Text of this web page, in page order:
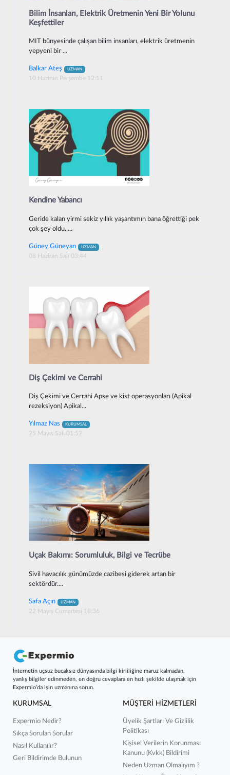
Bilim İnsanları, Elektrik Üretmenin Yeni Bir Yolunu
Keşfettiler
MIT bünyesinde çalışan bilim insanları, elektrik üretmenin
yepyeni bir ...
Balkar Ateş UZMAN
10 Haziran Perşembe 12:11
Kendine Yabancı
Geride kalan yirmi sekiz yıllık yaşantımın bana öğrettiği pek
çok şey oldu. ...
Güney Güneyan UZMAN
08 Haziran Salı 03:44
Diş Çekimi ve Cerrahi
Diş Çekimi ve Cerrahi Apse ve kist operasyonları (Apikal
rezeksiyon) Apikal...
Yılmaz Nas KURUMSAL
25 Mayıs Salı 01:52
Uçak Bakımı: Sorumluluk, Bilgi ve Tecrübe
Sivil havacılık günümüzde cazibesi giderek artan bir
sektördür....
Safa Açın UZMAN
22 Mayıs Cumartesi 18:36
İnternetin uçsuz bucaksız dünyasında bilgi kirliliğine maruz kalmadan,
yanlış bilgiler edinmeden, en doğru cevaplara en hızlı şekilde ulaşmak için
Expermio’da işin uzmanına sorun.
KURUMSAL
Expermio Nedir?
Sıkça Sorulan Sorular
Nasıl Kullanılır?
Geri Bildirimde Bulunun
MÜŞTERİ HİZMETLERİ
Üyelik Şartları Ve Gizlilik
Politikası
Kişisel Verilerin Korunması
Kanunu (kvkk) Bildirimi
Neden Uzman Olmalıyım ?